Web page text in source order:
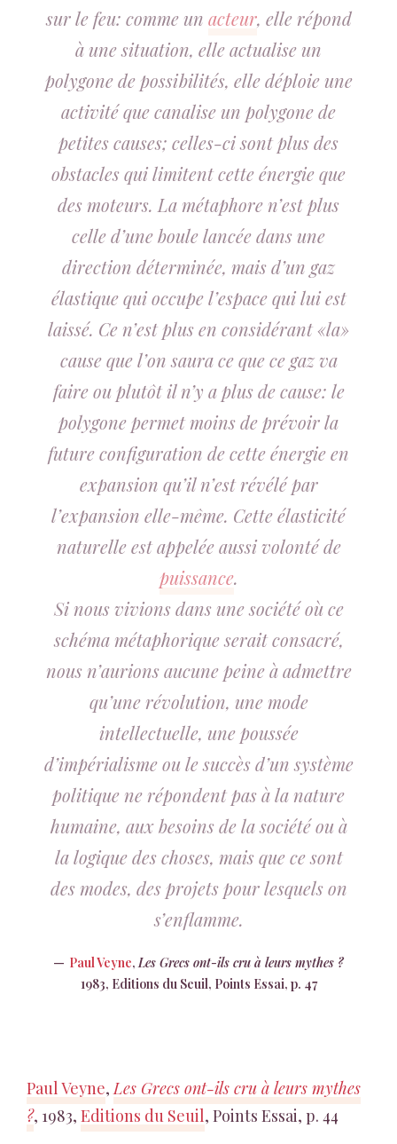
sur le feu: comme un acteur, elle répond
à une situation, elle actualise un
polygone de possibilités, elle déploie une
activité que canalise un polygone de
petites causes; celles-ci sont plus des
obstacles qui limitent cette énergie que
des moteurs. La métaphore n’est plus
celle d’une boule lancée dans une
direction déterminée, mais d’un gaz
élastique qui occupe l’espace qui lui est
laissé. Ce n’est plus en considérant «la»
cause que l’on saura ce que ce gaz va
faire ou plutôt il n’y a plus de cause: le
polygone permet moins de prévoir la
future configuration de cette énergie en
expansion qu’il n’est révélé par
l’expansion elle-même. Cette élasticité
naturelle est appelée aussi volonté de
puissance.
Si nous vivions dans une société où ce
schéma métaphorique serait consacré,
nous n’aurions aucune peine à admettre
qu’une révolution, une mode
intellectuelle, une poussée
d’impérialisme ou le succès d’un système
politique ne répondent pas à la nature
humaine, aux besoins de la société ou à
la logique des choses, mais que ce sont
des modes, des projets pour lesquels on
s’enflamme.
Paul Veyne,Les Grecs ont-ils cru à leurs mythes ?
1983, Editions du Seuil, Points Essai, p. 47
Paul Veyne,Les Grecs ont-ils cru à leurs mythes
?, 1983, Editions du Seuil, Points Essai, p. 44